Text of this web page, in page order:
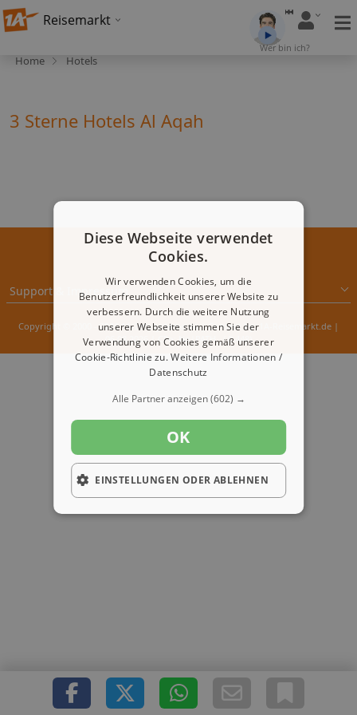
Reisemarkt
Wer bin ich?
Home Hotels
3 Sterne Hotels Al Aqah
Support & Impressum
Copyright © 2000 - 2026 1A-Infosysteme.de | Content by: 1A-Reisemarkt.de |
06.08.2026| CFo: No|PATH ( 0.448)
Diese Webseite verwendet
Cookies.
Wir verwenden Cookies, um die
Benutzerfreundlichkeit unserer Website zu
verbessern. Durch die weitere Nutzung
unserer Webseite stimmen Sie der
Verwendung von Cookies gemäß unserer
Cookie-Richtlinie zu.Weitere Informationen /
Datenschutz
Alle Partner anzeigen(602) →
OK
EINSTELLUNGEN ODER ABLEHNEN